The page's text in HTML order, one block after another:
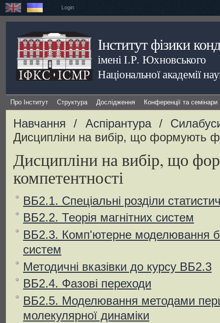
Login
Інститут фізики
імені І.Р. Юхновського
Національної академії
Про Інститут Структура Дослідження Конференції та семінари
Навчання / Аспірантура/
Дисципліни на вибір, що формують
Дисципліни на вибір, що
компетентності
ВБ2.1. Спеціальні розділи
ВБ2.2. Теорія магнітних систем
ВБ2.3. Комп'ютерне моделювання
систем
Методичні вказівки до курсу ВБ2.3
ВБ2.4. Фазові переходи
ВБ2.5. Моделювання методами
молекулярної динаміки